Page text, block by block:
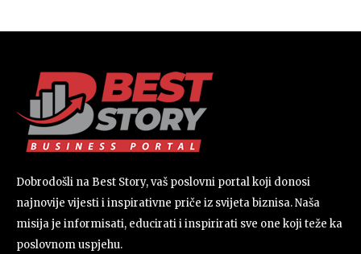
Dobrodošli na Best Story, vaš poslovni portal koji donosi
najnovije vijesti i inspirativne priče iz svijeta biznisa. Naša
misija je informisati, educirati i inspirirati sve one koji teže ka
poslovnom uspjehu.